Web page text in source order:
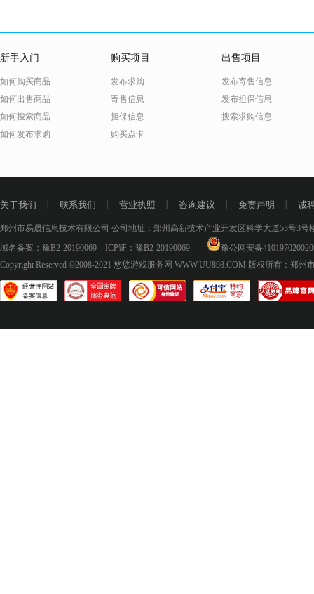
新手入门
如何购买商品
如何出售商品
如何搜索商品
如何发布求购
购买项目
发布求购
寄售信息
担保信息
购买点卡
出售项目
发布寄售信息
发布担保信息
搜索求购信息
关于我们 联系我们 营业执照 咨询建议 免责声明 诚
郑州市易晟信息技术有限公司 公司地址：郑州高新技术产业开发区科学大道53号3号
域名备案： 豫B2-20190069 ICP证： 豫B2-20190069
豫公网安备
Copyright Reserved ©2008-2021 悠悠游戏服务网 WWW.UU898.COM 版权所有：郑州